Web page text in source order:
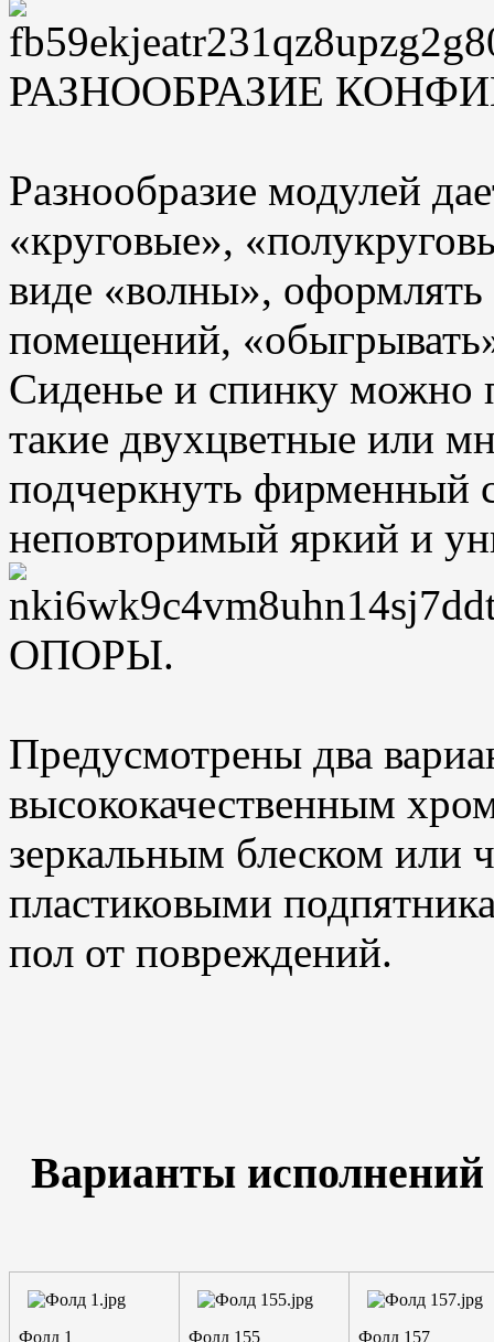
РАЗНООБРАЗИЕ
Разнообразие модулей
«круговые»,
виде «волны»,
помещений,
Сиденье и спинку можно
такие двухцветные или
подчеркнуть фирменный
неповторимый яркий и
ОПОРЫ.
Предусмотрены два
высококачественным
зеркальным блеском или
пластиковыми
пол от повреждений.
Варианты исполнений
Фолд 1
Фолд 155
Фолд 157